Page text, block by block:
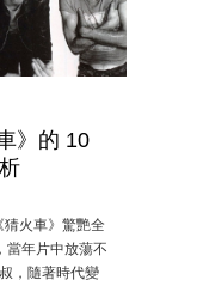
》的 10
猜火車》驚艷全
當年片中放蕩不
，隨著時代變